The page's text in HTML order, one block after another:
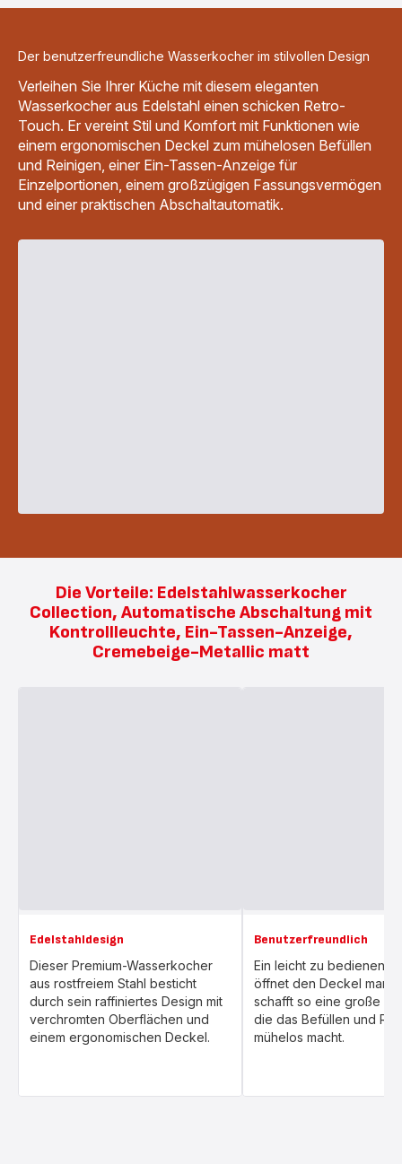
Der benutzerfreundliche Wasserkocher im stilvollen Design
Verleihen Sie Ihrer Küche mit diesem eleganten
Wasserkocher aus Edelstahl einen schicken Retro-
Touch. Er vereint Stil und Komfort mit Funktionen wie
einem ergonomischen Deckel zum mühelosen Befüllen
und Reinigen, einer Ein-Tassen-Anzeige für
Einzelportionen, einem großzügigen Fassungsvermögen
und einer praktischen Abschaltautomatik.
Die Vorteile: Edelstahlwasserkocher
Collection, Automatische Abschaltung mit
Kontrollleuchte, Ein-Tassen-Anzeige,
Cremebeige-Metallic matt
Edelstahldesign
Dieser Premium-Wasserkocher
aus rostfreiem Stahl besticht
durch sein raffiniertes Design mit
verchromten Oberflächen und
einem ergonomischen Deckel.
Benutzerfreundlich
Ein leicht zu
öffnet den Deckel
schafft so eine große
die das Befüllen und
mühelos macht.